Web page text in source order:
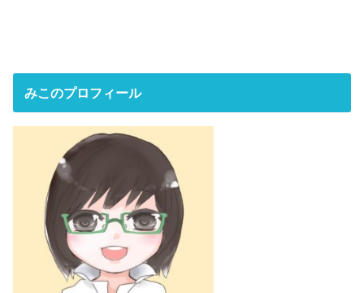
みこのプロフィール